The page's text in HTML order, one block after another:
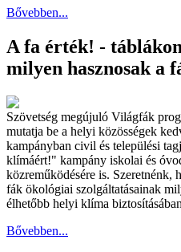
Bővebben...
A fa érték! -
milyen hasznosak a
Szövetség megújuló Világfák
mutatja be a helyi közösségek
kampányban civil és települési
klímáért!" kampány iskolai és
közreműködésére is. Szeretnénk,
fák ökológiai szolgáltatásainak
élhetőbb helyi klíma
Bővebben...